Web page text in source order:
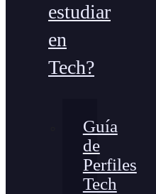
estudiar
en
Tech?
Guía
de
Perfiles
Tech